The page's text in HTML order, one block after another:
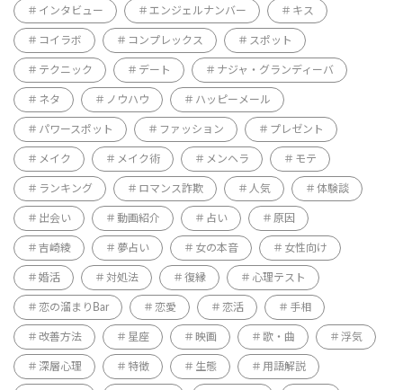
インタビュー エンジェルナンバー キス
コイラボ コンプレックス スポット
テクニック デート ナジャ・グランディーバ
ネタ ノウハウ ハッピーメール
パワースポット ファッション プレゼント
メイク メイク術 メンヘラ モテ
ランキング ロマンス詐欺 人気 体験談
出会い 動画紹介 占い 原因
吉崎綾 夢占い 女の本音 女性向け
婚活 対処法 復縁 心理テスト
恋の溜まりBar 恋愛 恋活 手相
改善方法 星座 映画 歌・曲 浮気
深層心理 特徴 生態 用語解説